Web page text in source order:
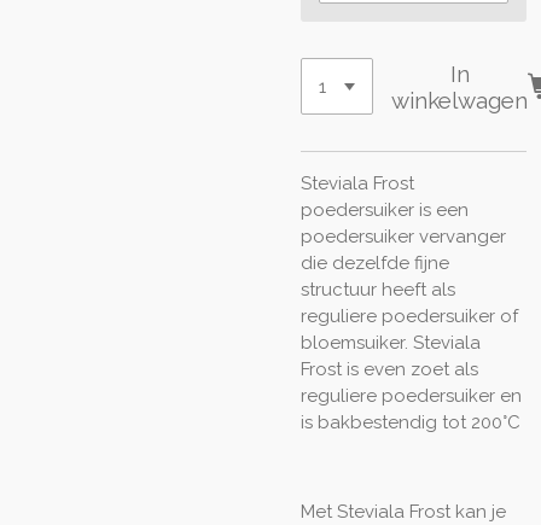
In
winkelwagen
Steviala Frost
poedersuiker is een
poedersuiker vervanger
die dezelfde fijne
structuur heeft als
reguliere poedersuiker of
bloemsuiker. Steviala
Frost is even zoet als
reguliere poedersuiker en
is bakbestendig tot 200°C
Met Steviala Frost kan je